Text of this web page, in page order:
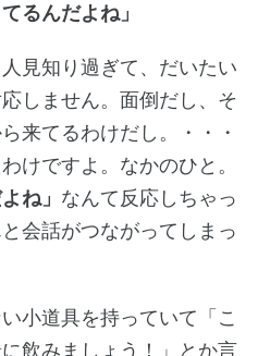
るんだよね」
見知り過ぎて、だいたい
しません。面倒だし、そ
来てるわけだし。・・・
けですよ。なかのひと。
ね」 なんて反応しちゃっ
会話がつながってしまっ
小道具を持っていて「こ
飲みましょう！」とか言